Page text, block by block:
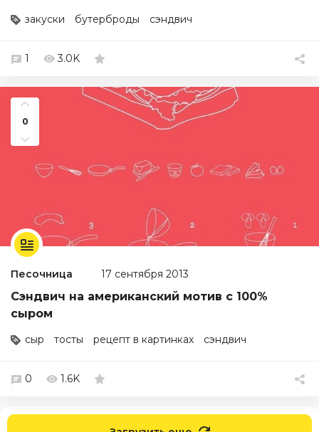
закуски бутерброды сэндвич
1 3.0K
0
Песочница 17 сентября 2013
Сэндвич на американский мотив с 100%
сыром
сыр тосты рецепт в картинках сэндвич
0 1.6K